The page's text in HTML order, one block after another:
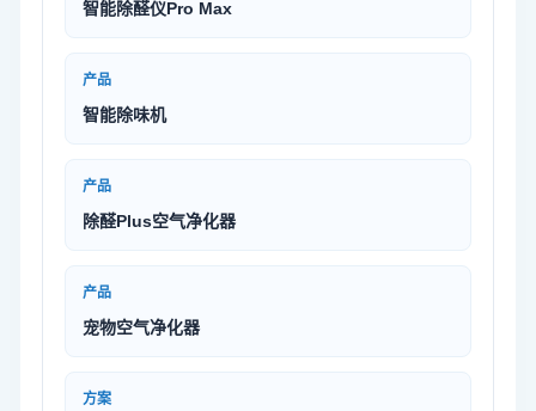
智能除醛仪Pro Max
产品
智能除味机
产品
除醛Plus空气净化器
产品
宠物空气净化器
方案